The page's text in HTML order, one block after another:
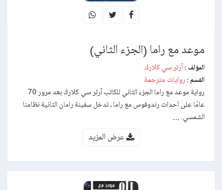
موعد مع راما (الجزء الثاني)
المؤلف : آرثر سي كلارك
القسم : روايات مترجمة
رواية موعد مع راما الجزء الثاني للكاتب آرثر سي كلارك بعد مرور 70
عامًا على أحداث رندوفوس مع راما ، تدخل سفينة رامان الثانية نظامنا
الشمسي. …
عرض المزيد